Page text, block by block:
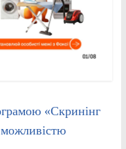
«Скринінг
можливістю